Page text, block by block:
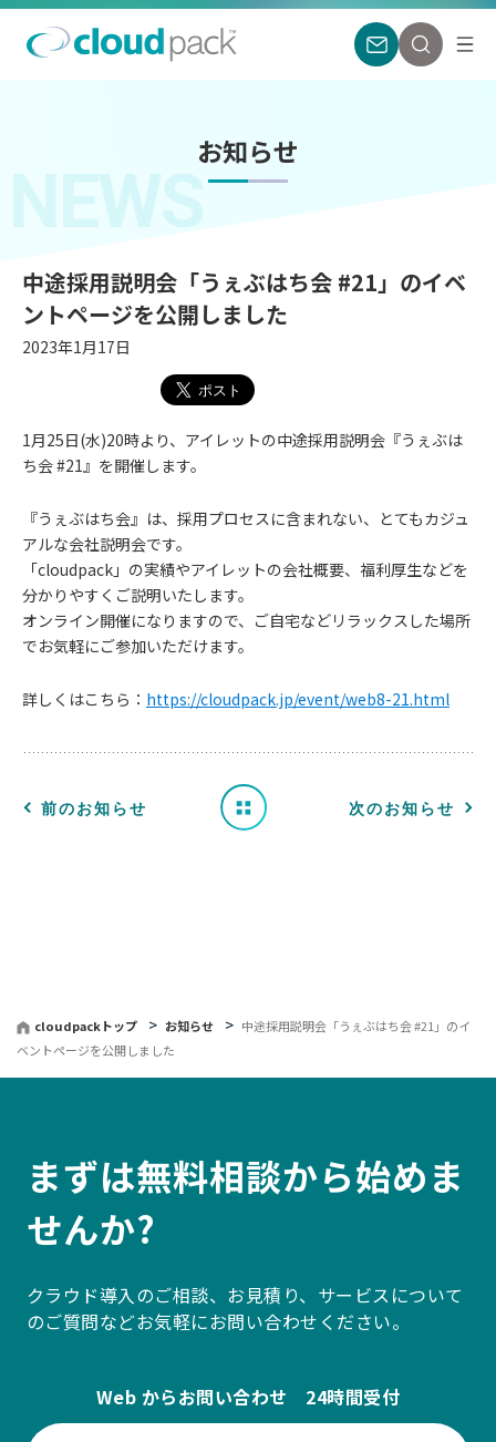
お知らせ
NEWS
中途採用説明会「うぇぶはち会 #21」のイベ
ントページを公開しました
2023年1月17日
1月25日(水)20時より、アイレットの中途採用説明会『うぇぶは
ち会 #21』を開催します。
『うぇぶはち会』は、採用プロセスに含まれない、とてもカジュ
アルな会社説明会です。
「cloudpack」の実績やアイレットの会社概要、福利厚生などを
分かりやすくご説明いたします。
オンライン開催になりますので、ご自宅などリラックスした場所
でお気軽にご参加いただけます。
詳しくはこちら： https://cloudpack.jp/event/web8-21.html
前のお知らせ
お
ら
せ
一 次のお知らせ
cloudpackトップ お知らせ
中途採用説明会「うぇぶはち会 #21」のイ
ベントページを公開しました
まずは無料相談から始めま
せんか?
クラウド導入のご相談、お見積り、サービスについて
のご質問などお気軽にお問い合わせください。
Web からお問い合わせ 24時間受付